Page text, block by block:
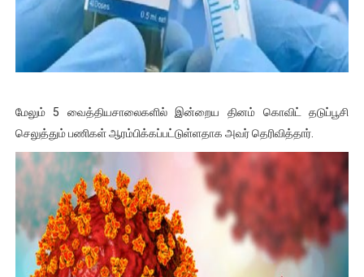
மேலும் 5 வைத்தியசாலைகளில் இன்றைய தினம் கொவிட் தடுப்பூசி
செலுத்தும் பணிகள் ஆரம்பிக்கப்பட்டுள்ளதாக அவர் தெரிவித்தார்.